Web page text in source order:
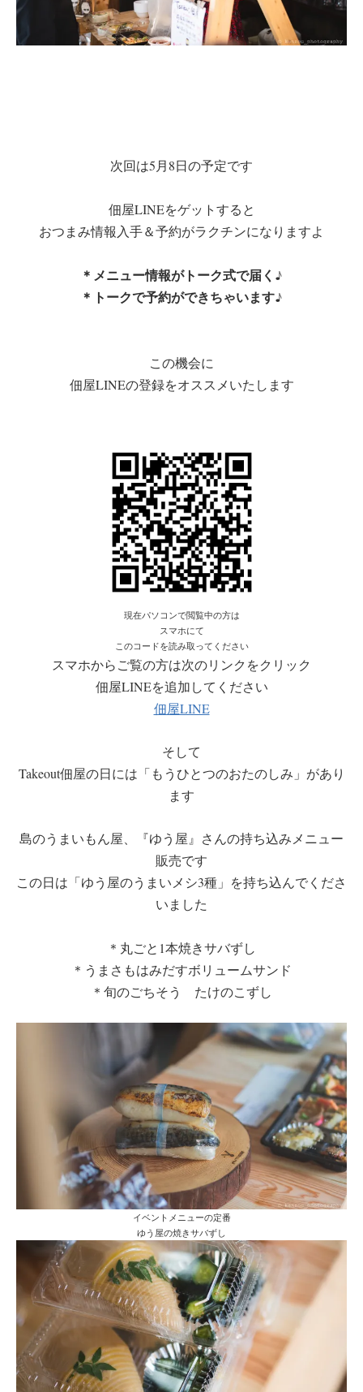
次回は5月8日の予定です
佃屋LINEをゲットすると
おつまみ情報入手＆予約がラクチンになりますよ
＊メニュー情報がトーク式で届く♪
＊トークで予約ができちゃいます♪
この機会に
佃屋LINEの登録をオススメいたします
現在パソコンで閲覧中の方は
スマホにて
このコードを読み取ってください
スマホからご覧の方は次のリンクをクリック
佃屋LINEを追加してください
佃屋LINE
そして
Takeout佃屋の日には「もうひとつのおたのしみ」があり
ます
島のうまいもん屋、『ゆう屋』さんの持ち込みメニュー
販売です
この日は「ゆう屋のうまいメシ3種」を持ち込んでくださ
いました
＊丸ごと1本焼きサバずし
＊うまさもはみだすボリュームサンド
＊旬のごちそう たけのこずし
イベントメニューの定番
ゆう屋の焼きサバずし